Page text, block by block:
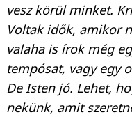
vesz körül minket.
Voltak idők, amikor
valaha is írok még
tempósat, vagy egy
De Isten jó. Lehet,
nekünk, amit